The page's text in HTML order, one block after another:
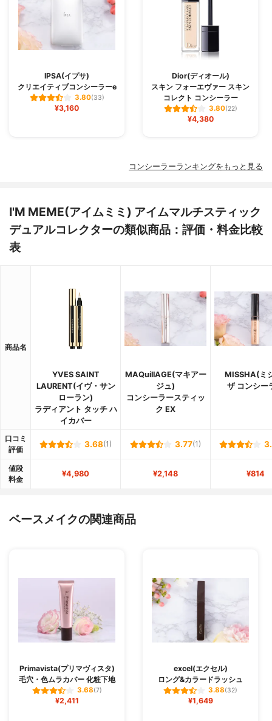
IPSA(イプサ)
クリエイティブコンシーラーe
3.80(33)
¥3,160
Dior(ディオール)
スキン フォーエヴァー スキン
コレクト コンシーラー
3.80(22)
¥4,380
コンシーラーランキングをもっと見る
I'M MEME(アイムミミ) アイムマルチスティック
デュアルコレクターの類似商品：評価・料金比較
表
商品名
YVES SAINT
LAURENT(イヴ・サン
ローラン)
ラディアント タッチ ハ
イカバー
MAQuillAGE(マキアー
ジュ)
コンシーラースティッ
ク EX
MISSHA(ミ
ザ コンシー
口コミ
評価
3.68(1) 3.77(1)
値段
料金
¥4,980 ¥2,148 ¥814
ベースメイクの関連商品
Primavista(プリマヴィスタ)
毛穴・色ムラカバー 化粧下地
3.68(7)
¥2,411
excel(エクセル)
ロング&カラードラッシュ
3.88(32)
¥1,649